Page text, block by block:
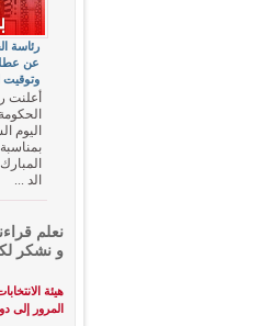
رئاسة
عن
وتوقيت
أعلنت
اليوم
الد ...
نعلم
و نشكر
هيئة
المرور إلى